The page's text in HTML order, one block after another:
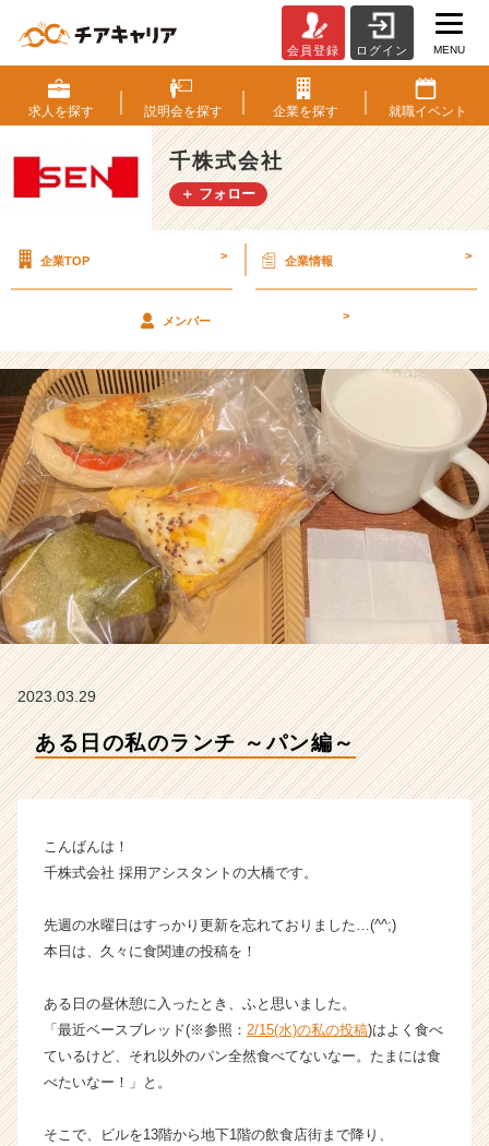
る
日
の
私
の
ラ
パ
～
【千
株
式
会
社
の
タ
イ
ム
ラ
イ
ン】
ャ
か
ス
カ
ト
が
く
サ
会員登録 ログイン MENU
求人を探す 説明会を探す 企業を探す 就職イベント
千株式会社
＋ フォロー
企業TOP > 企業情報 >
メンバー >
2023.03.29
ある日の私のランチ ～パン編～
こんばんは！
千株式会社 採用アシスタントの大橋です。
先週の水曜日はすっかり更新を忘れておりました…(^^;)
本日は、久々に食関連の投稿を！
ある日の昼休憩に入ったとき、ふと思いました。
「最近ベースブレッド(※参照： 2/15(水)の私の投稿)はよく食べ
ているけど、それ以外のパン全然食べてないなー。たまには食
べたいなー！」と。
そこで、ビルを13階から地下1階の飲食店街まで降り、